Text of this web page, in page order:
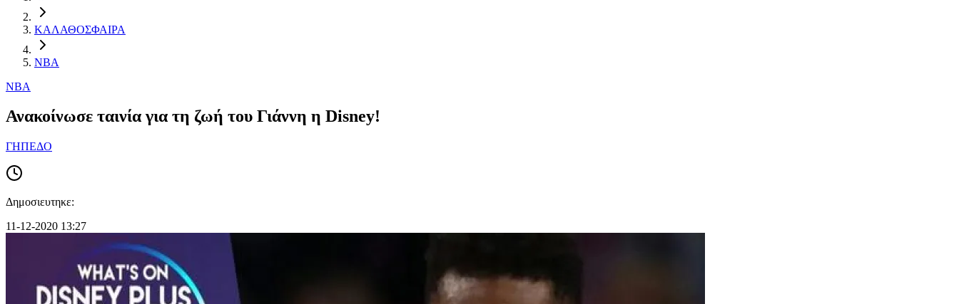
ΚΑΛΑΘΟΣΦΑΙΡΑ
NBA
NBA
Ανακοίνωσε ταινία για τη ζωή του Γιάννη η Disney!
ΓΗΠΕΔΟ
Δημοσιευτηκε:
11-12-2020 13:27